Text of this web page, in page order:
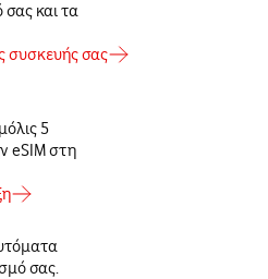
και τα
συσκευής σας
5
eSIM στη
σας.